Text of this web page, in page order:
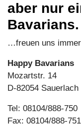
aber nur
…freuen uns
Happy Bavarians
Mozartstr. 14
D-82054 Sauerlach
Tel: 08104/888-750
Fax: 08104/888-751